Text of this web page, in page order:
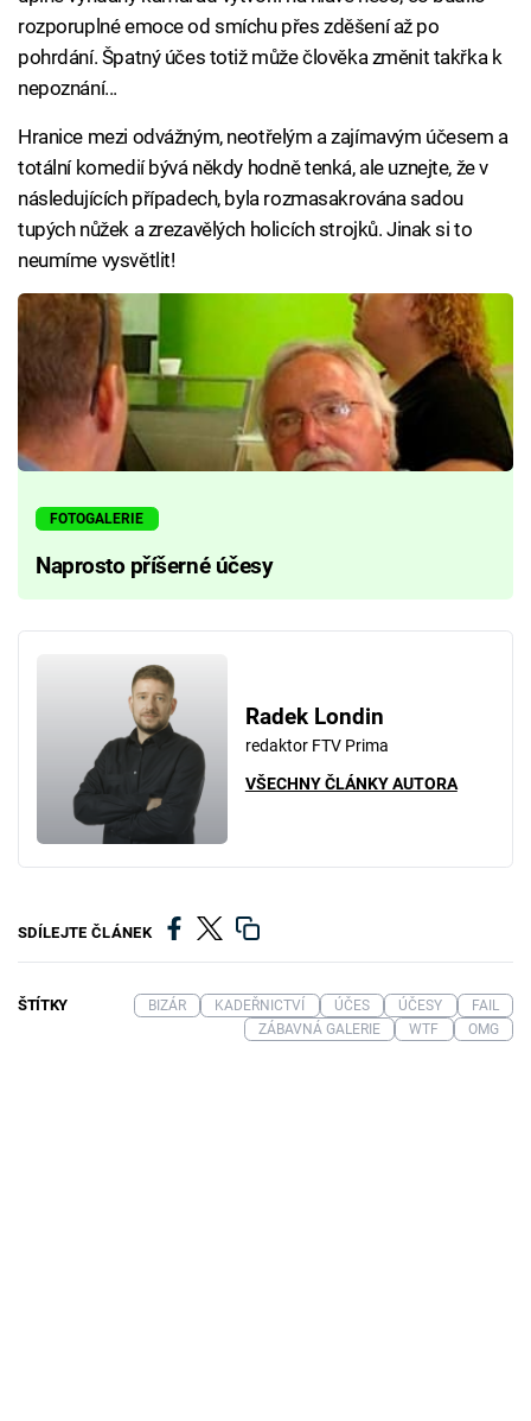
rozporuplné emoce od smíchu přes zděšení až po
pohrdání. Špatný účes totiž může člověka změnit takřka k
nepoznání...
Hranice mezi odvážným, neotřelým a zajímavým účesem a
totální komedií bývá někdy hodně tenká, ale uznejte, že v
následujících případech, byla rozmasakrována sadou
tupých nůžek a zrezavělých holicích strojků. Jinak si to
neumíme vysvětlit!
FOTOGALERIE
Naprosto příšerné účesy
Radek Londin
redaktor FTV Prima
VŠECHNY ČLÁNKY AUTORA
SDÍLEJTE ČLÁNEK
ŠTÍTKY BIZÁR KADEŘNICTVÍ ÚČES ÚČESY
FAIL
ZÁBAVNÁ GALERIE
WTF OMG